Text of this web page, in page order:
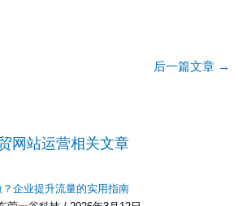
后一篇文章 →
网站运营相关文章
企业提升流量的实用指南